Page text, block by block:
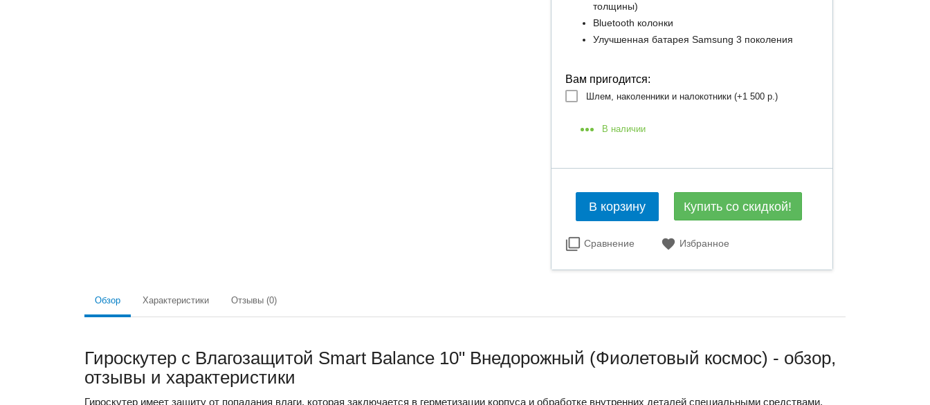
толщины)
Bluetooth колонки
Улучшенная батарея Samsung 3 поколения
Вам пригодится:
Шлем, наколенники и налокотники (+1 500 р.)
В наличии
В корзину Купить со скидкой!
Сравнение Избранное
Обзор Характеристики Отзывы (0)
Гироскутер с Влагозащитой Smart Balance 10" Внедорожный (Фиолетовый космос) - обзор,
отзывы и характеристики
Гироскутер имеет защиту от попадания влаги, которая заключается в герметизации корпуса и обработке внутренних деталей специальными средствами.